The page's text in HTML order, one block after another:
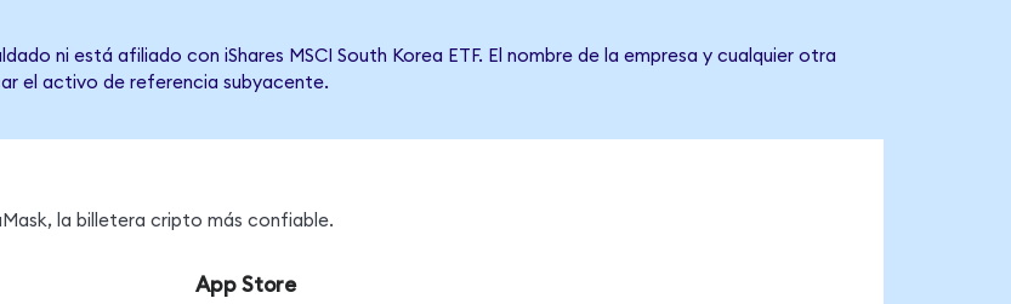
ni está afiliado con iShares MSCI South Korea ETF. El nombre de la empresa y cualquier otra
el activo de referencia subyacente.
la billetera cripto más confiable.
App Store